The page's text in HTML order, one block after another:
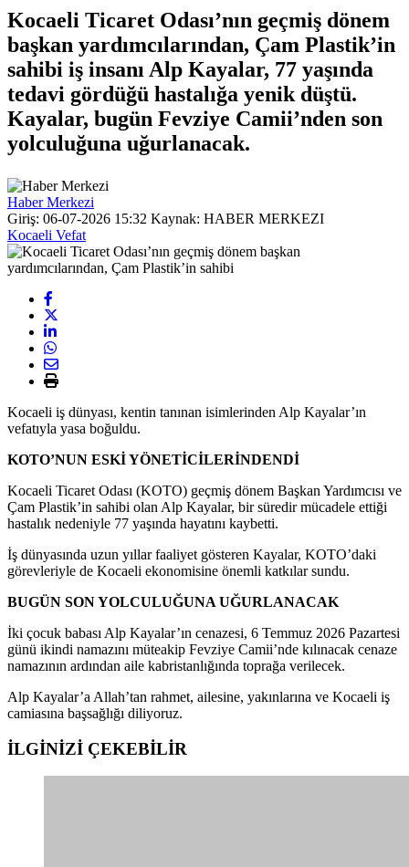
Kocaeli Ticaret Odası’nın geçmiş dönem
başkan yardımcılarından, Çam Plastik’in
sahibi iş insanı Alp Kayalar, 77 yaşında
tedavi gördüğü hastalığa yenik düştü.
Kayalar, bugün Fevziye Camii’nden son
yolculuğuna uğurlanacak.
Haber Merkezi
Giriş: 06-07-2026 15:32 Kaynak: HABER MERKEZI
Kocaeli Vefat
Kocaeli iş dünyası, kentin tanınan isimlerinden Alp Kayalar’ın
vefatıyla yasa boğuldu.
KOTO’NUN ESKİ YÖNETİCİLERİNDENDİ
Kocaeli Ticaret Odası (KOTO) geçmiş dönem Başkan Yardımcısı ve
Çam Plastik’in sahibi olan Alp Kayalar, bir süredir mücadele ettiği
hastalık nedeniyle 77 yaşında hayatını kaybetti.
İş dünyasında uzun yıllar faaliyet gösteren Kayalar, KOTO’daki
görevleriyle de Kocaeli ekonomisine önemli katkılar sundu.
BUGÜN SON YOLCULUĞUNA UĞURLANACAK
İki çocuk babası Alp Kayalar’ın cenazesi, 6 Temmuz 2026 Pazartesi
günü ikindi namazını müteakip Fevziye Camii’nde kılınacak cenaze
namazının ardından aile kabristanlığında toprağa verilecek.
Alp Kayalar’a Allah’tan rahmet, ailesine, yakınlarına ve Kocaeli iş
camiasına başsağlığı diliyoruz.
İLGİNİZİ ÇEKEBİLİR